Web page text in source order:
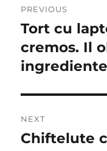
navigation
PREVIOUS
Previous
post:
Tort cu
cremos. Il
ingrediente
NEXT
Next
Chiftelute